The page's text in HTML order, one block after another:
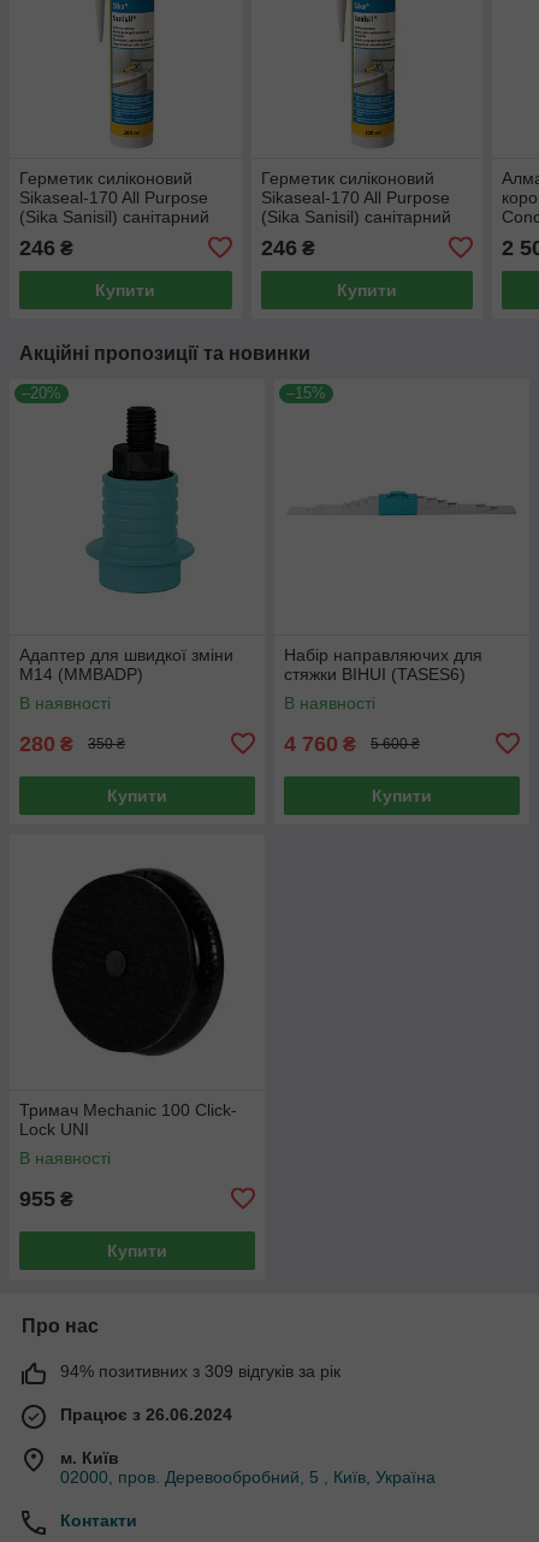
Герметик силіконовий
Sikaseal-170 All Purpose
(Sika Sanisil) санітарний
246 ₴
Купити
Герметик силіконовий
Sikaseal-170 All Purpose
(Sika Sanisil) санітарний
246 ₴
Купити
2
Акційні пропозиції та новинки
–20%
Адаптер для швидкої зміни
M14 (MMBADP)
В наявності
280 ₴ 350 ₴
Купити
–15%
Набір направляючих для
стяжки BIHUI (TASES6)
В наявності
4 760 ₴ 5 600 ₴
Купити
Тримач Mechanic 100 Click-
Lock UNI
В наявності
955 ₴
Купити
Про нас
94% позитивних з 309 відгуків за рік
Працює з 26.06.2024
м. Київ
02000, пров. Деревообробний, 5 , Київ, Україна
Контакти